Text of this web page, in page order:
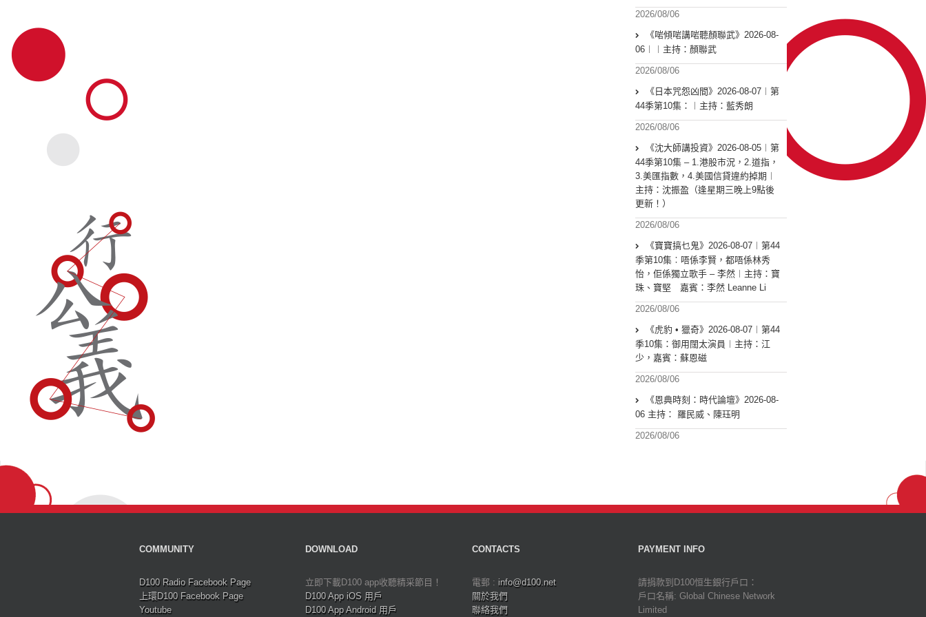
2026/08/06
《啱傾啱講啱聽顏聯武》2026-08-
06︱︱主持：顏聯武
2026/08/06
《日本咒怨凶間》2026-08-07︱第
44季第10集：︱主持：藍秀朗
2026/08/06
《沈大師講投資》2026-08-05︱第
44季第10集 – 1.港股市況，2.道指，
3.美匯指數，4.美國信貸違約掉期︱
主持：沈振盈（逢星期三晚上9點後
更新！）
2026/08/06
《寶寶搞乜鬼》2026-08-07︱第44
季第10集︰唔係李賢，都唔係林秀
怡，佢係獨立歌手 – 李然︱主持：寶
珠、寶堅 嘉賓：李然 Leanne Li
2026/08/06
《虎豹 • 獵奇》2026-08-07︱第44
季10集：御用闊太演員︱主持：江
少，嘉賓：蘇恩磁
2026/08/06
《恩典時刻：時代論壇》2026-08-
06 主持： 羅民威、陳珏明
2026/08/06
COMMUNITY
D100 Radio Facebook Page
上環D100 Facebook Page
Youtube
DOWNLOAD
立即下載D100 app收聽精采節目！
D100 App iOS 用戶
D100 App Android 用戶
CONTACTS
電郵 : info@d100.net
關於我們
聯絡我們
PAYMENT INFO
請捐款到D100恒生銀行戶口：
戶口名稱: Global Chinese Network
Limited